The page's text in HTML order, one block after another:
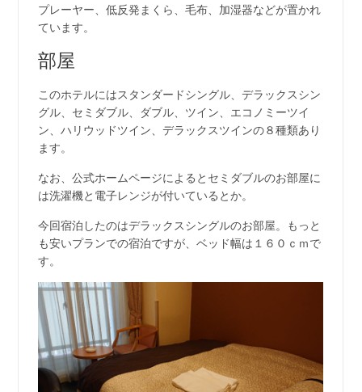
プレーヤー、低反発まくら、毛布、加湿器などが置かれ
ています。
部屋
このホテルにはスタンダードシングル、デラックスシン
グル、セミダブル、ダブル、ツイン、エコノミーツイ
ン、ハリウッドツイン、デラックスツインの８種類あり
ます。
なお、公式ホームページによるとセミダブルのお部屋に
は洗濯機と電子レンジが付いているとか。
今回宿泊したのはデラックスシングルのお部屋。もっと
も安いプランでの宿泊ですが、ベッド幅は１６０ｃｍで
す。